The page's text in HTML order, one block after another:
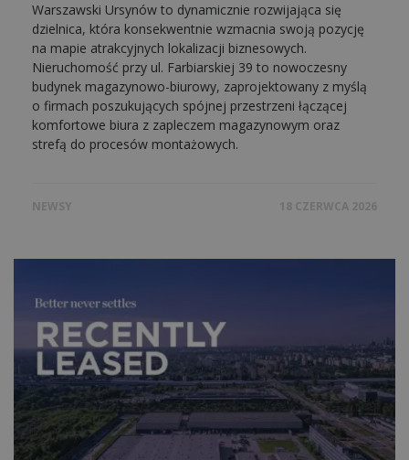
Warszawski Ursynów to dynamicznie rozwijająca się
dzielnica, która konsekwentnie wzmacnia swoją pozycję
na mapie atrakcyjnych lokalizacji biznesowych.
Nieruchomość przy ul. Farbiarskiej 39 to nowoczesny
budynek magazynowo-biurowy, zaprojektowany z myślą
o firmach poszukujących spójnej przestrzeni łączącej
komfortowe biura z zapleczem magazynowym oraz
strefą do procesów montażowych.
NEWSY 18 CZERWCA 2026